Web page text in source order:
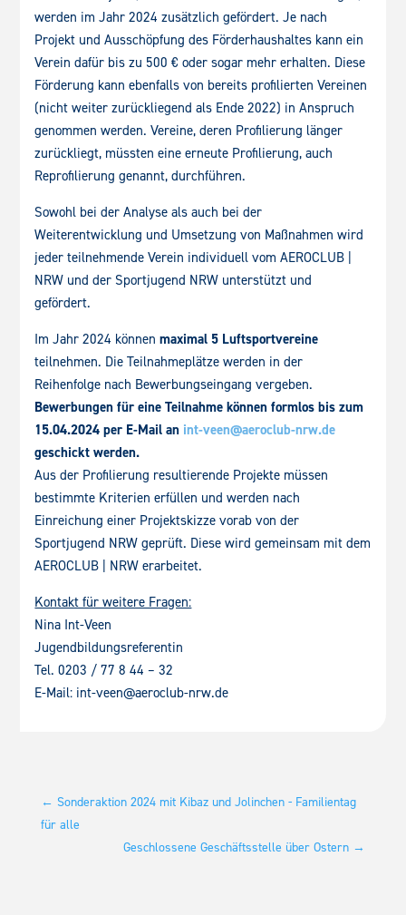
werden im Jahr 2024 zusätzlich gefördert. Je nach
Projekt und Ausschöpfung des Förderhaushaltes kann ein
Verein dafür bis zu 500 € oder sogar mehr erhalten. Diese
Förderung kann ebenfalls von bereits profilierten Vereinen
(nicht weiter zurückliegend als Ende 2022) in Anspruch
genommen werden. Vereine, deren Profilierung länger
zurückliegt, müssten eine erneute Profilierung, auch
Reprofilierung genannt, durchführen.
Sowohl bei der Analyse als auch bei der
Weiterentwicklung und Umsetzung von Maßnahmen wird
jeder teilnehmende Verein individuell vom AEROCLUB |
NRW und der Sportjugend NRW unterstützt und
gefördert.
Im Jahr 2024 könnenmaximal 5 Luftsportvereine
teilnehmen. Die Teilnahmeplätze werden in der
Reihenfolge nach Bewerbungseingang vergeben.
Bewerbungen für eine Teilnahme können formlos bis zum
15.04.2024 per E-Mail an int-veen@aeroclub-nrw.de
geschickt werden.
Aus der Profilierung resultierende Projekte müssen
bestimmte Kriterien erfüllen und werden nach
Einreichung einer Projektskizze vorab von der
Sportjugend NRW geprüft. Diese wird gemeinsam mit dem
AEROCLUB | NRW erarbeitet.
Kontakt für weitere Fragen:
Nina Int-Veen
Jugendbildungsreferentin
Tel. 0203 / 77 8 44 – 32
E-Mail: int-veen@aeroclub-nrw.de
← Sonderaktion 2024 mit Kibaz und Jolinchen - Familientag
für alle
Geschlossene Geschäftsstelle über Ostern →